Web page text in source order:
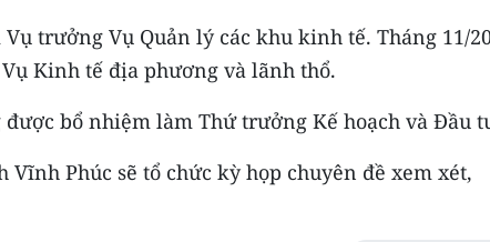
trưởng Vụ Quản lý các khu kinh tế. Tháng 11/
Kinh tế địa phương và lãnh thổ.
bổ nhiệm làm Thứ trưởng Kế hoạch và Đầu
Phúc sẽ tổ chức kỳ họp chuyên đề xem xét,